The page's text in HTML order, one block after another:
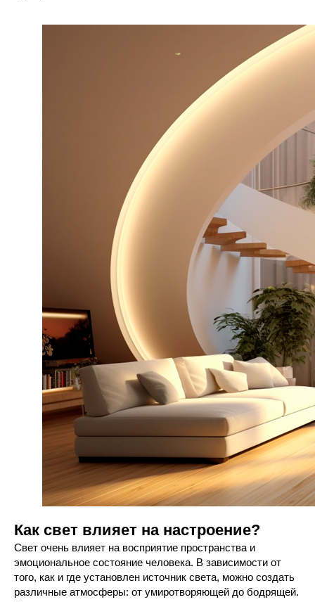
Как свет влияет на настроение?
Свет очень влияет на восприятие пространства и
эмоциональное состояние человека. В зависимости от
того, как и где установлен источник света, можно создать
различные атмосферы: от умиротворяющей до бодрящей.